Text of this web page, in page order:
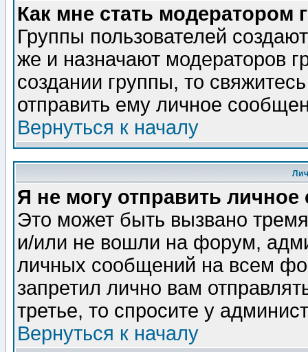
Как мне стать модератором
Группы пользователей
же и назначают модераторов
создании группы, то
отправить ему личное
Вернуться к началу
Я не могу отправить
Это может быть вызвано
и/или не вошли на форум,
личных сообщений на всем
запретил лично вам
третье, то спросите у
Вернуться к началу